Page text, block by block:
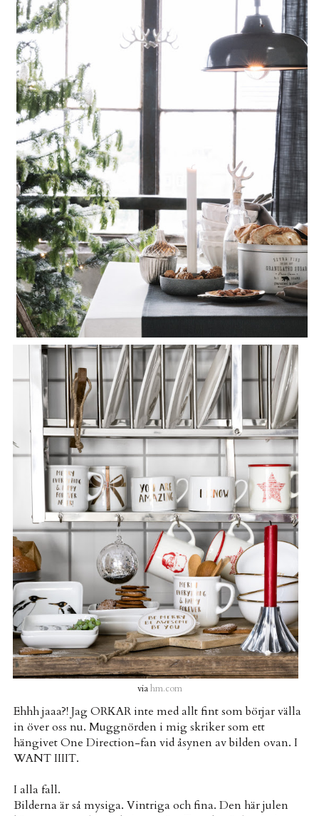
viahm.com
Ehhh jaaa?! Jag ORKAR inte med allt fint som börjar välla
in över oss nu. Muggnörden i mig skriker som ett
hängivet One Direction-fan vid åsynen av bilden ovan. I
WANT IIIIT.
I alla fall.
Bilderna är så mysiga. Vintriga och fina. Den här julen